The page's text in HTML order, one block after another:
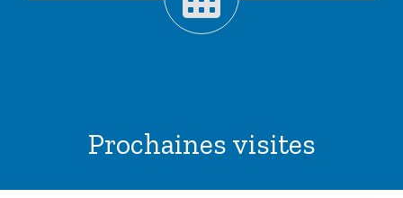
Prochaines visites